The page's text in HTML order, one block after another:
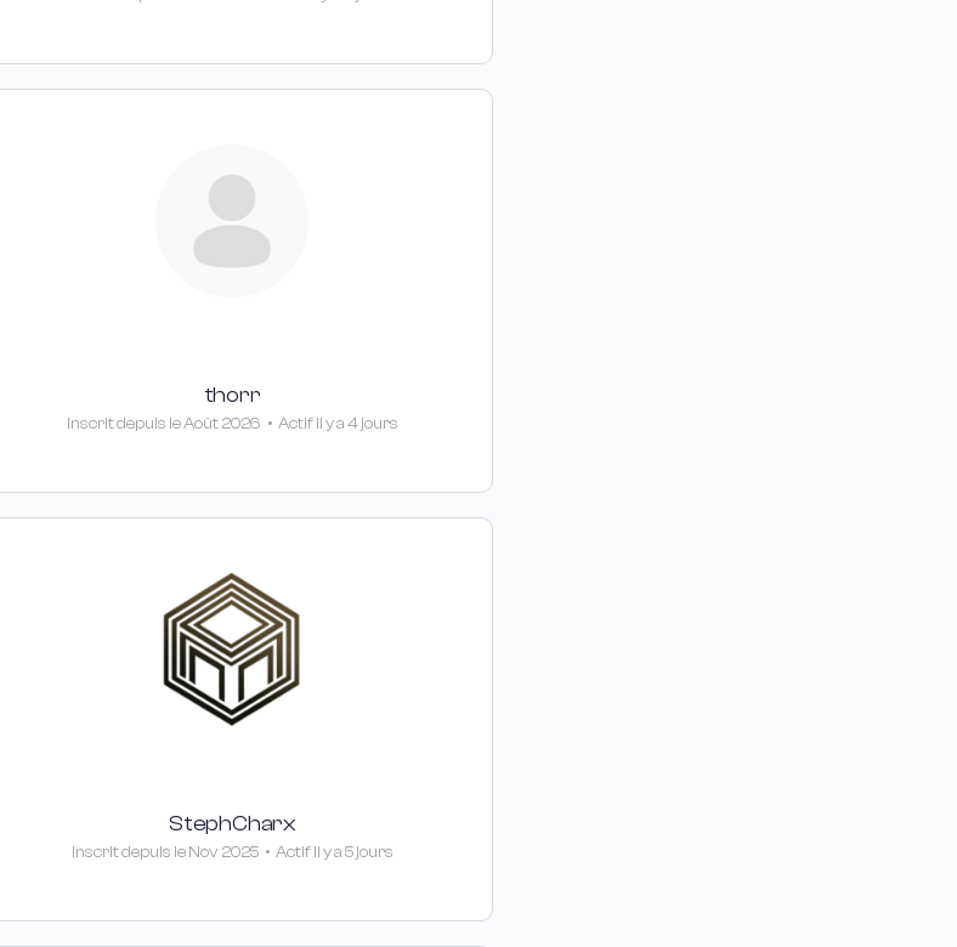
thorr
Inscrit depuis le Août 2026 • Actif Il y a 4 jours
StephCharx
Inscrit depuis le Nov 2025 • Actif Il y a 5 jours